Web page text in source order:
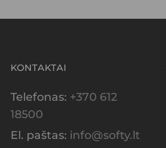
KONTAKTAI
Telefonas: +370 612
18500
El. paštas: info@softy.lt